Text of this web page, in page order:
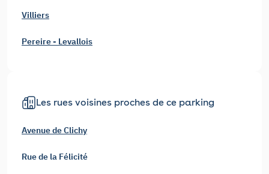
Villiers
Pereire - Levallois
Les rues voisines proches de ce parking
Avenue de Clichy
Rue de la Félicité